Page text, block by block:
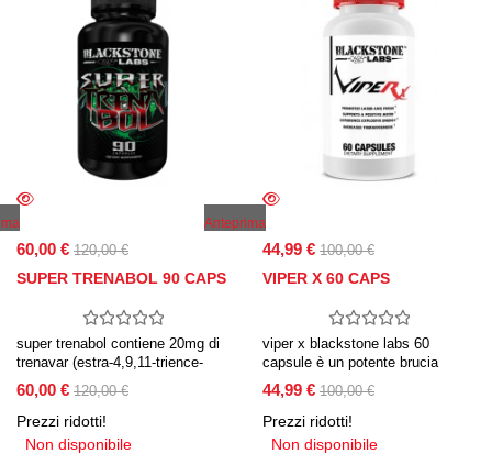
60,00 € 120,00 €
SUPER TRENABOL 90 CAPS
super trenabol contiene 20mg di
trenavar (estra-4,9,11-trience-
3,17-dione) utile per supportare i
guadagni di forza, resistenza e
recupero per un maggiore
guadagno di massa muscolare.
60,00 € 120,00 €
Prezzi ridotti!
Non disponibile
Anteprima
44,99 € 100,00 €
VIPER X 60 CAPS
viper x blackstone labs 60
capsule è un potente brucia
grassi, aumenta l’energia e la
concentrazione.
44,99 € 100,00 €
Prezzi ridotti!
Non disponibile